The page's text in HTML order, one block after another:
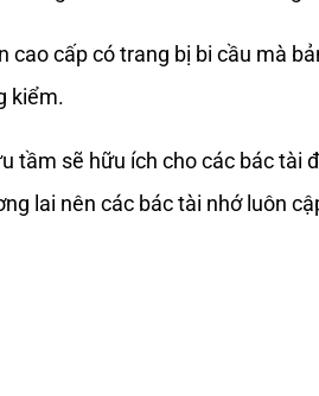
cấp có trang bị bi cầu mà
kiểm.
sẽ hữu ích cho các bác tài
lai nên các bác tài nhớ luôn